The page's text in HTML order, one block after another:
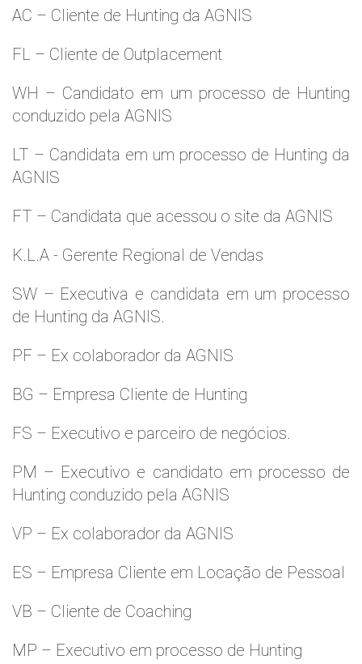
AC – Cliente de Hunting da AGNIS
FL – Cliente de Outplacement
WH – Candidato em um processo de Hunting
conduzido pela AGNIS
LT – Candidata em um processo de Hunting da
AGNIS
FT – Candidata que acessou o site da AGNIS
K.L.A - Gerente Regional de Vendas
SW – Executiva e candidata em um processo
de Hunting da AGNIS.
PF – Ex colaborador da AGNIS
BG – Empresa Cliente de Hunting
FS – Executivo e parceiro de negócios.
PM – Executivo e candidato em processo de
Hunting conduzido pela AGNIS
VP – Ex colaborador da AGNIS
ES – Empresa Cliente em Locação de Pessoal
VB – Cliente de Coaching
MP – Executivo em processo de Hunting